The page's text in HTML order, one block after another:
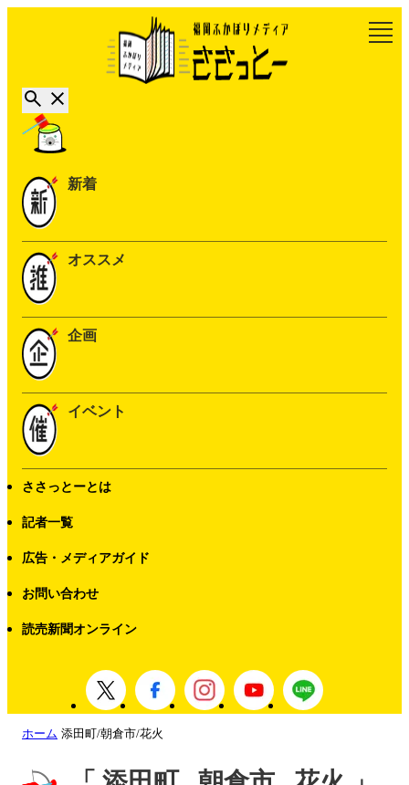
新着
オススメ
企画
イベント
ささっとーとは
記者一覧
広告・メディアガイド
お問い合わせ
読売新聞オンライン
ホーム 添田町/朝倉市/花火